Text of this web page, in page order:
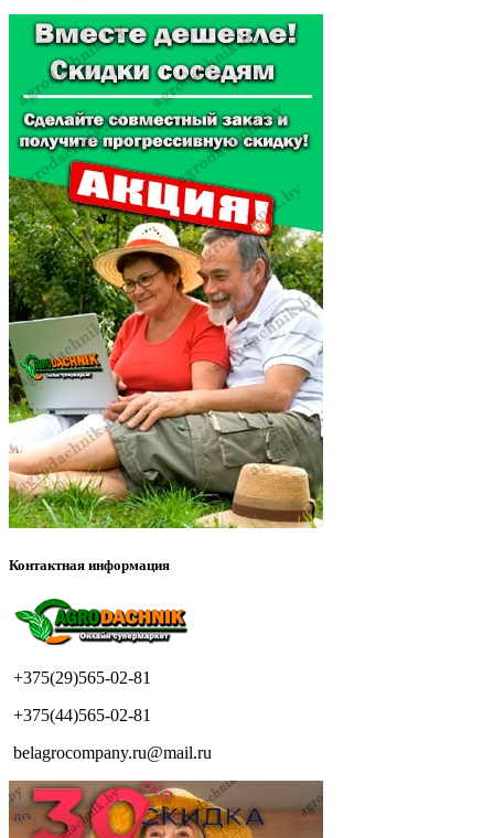
Контактная информация
+375(29)565-02-81
+375(44)565-02-81
belagrocompany.ru@mail.ru